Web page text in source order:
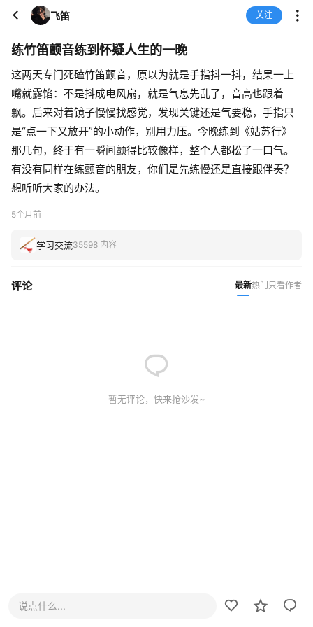
飞笛 关注
练竹笛颤音练到怀疑人生的一晚
这两天专门死磕竹笛颤音，原以为就是手指抖一抖，结果一上
嘴就露馅：不是抖成电风扇，就是气息先乱了，音高也跟着
飘。后来对着镜子慢慢找感觉，发现关键还是气要稳，手指只
是“点一下又放开”的小动作，别用力压。今晚练到《姑苏行》
那几句，终于有一瞬间颤得比较像样，整个人都松了一口气。
有没有同样在练颤音的朋友，你们是先练慢还是直接跟伴奏？
想听听大家的办法。
5个月前
学习交流35598 内容
评论 最新热门 只看作者
暂无评论，快来抢沙发~
说点什么...